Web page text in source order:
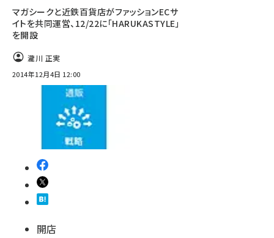
マガシークと近鉄百貨店がファッションECサ
イトを共同運営、12/22に「HARUKASTYLE」
を開設
瀧川 正実
2014年12月4日 12:00
開店